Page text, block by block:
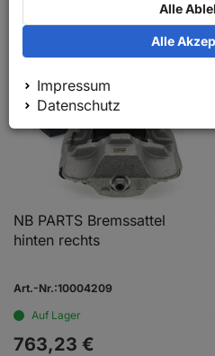
NB PARTS Bremssattel
hinten rechts
Art.-Nr.:10004209
Auf Lager
763,23 €
Alle
Alle
Impressum
Datenschutz